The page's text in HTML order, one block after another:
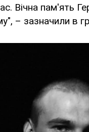
Вічна пам'ять
– зазначили в